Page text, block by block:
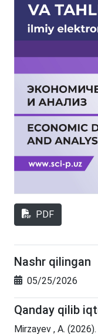
PDF
Nashr qilingan
05/25/2026
Qanday qilib
Mirzayev , A.